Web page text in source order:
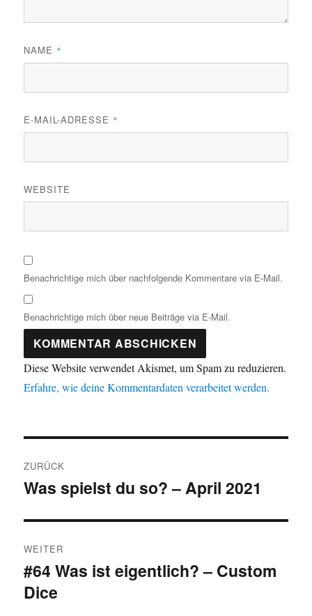
NAME *
E-MAIL-ADRESSE *
WEBSITE
Benachrichtige mich über nachfolgende Kommentare via E-Mail.
Benachrichtige mich über neue Beiträge via E-Mail.
Diese Website verwendet Akismet, um Spam zu reduzieren.
Erfahre, wie deine Kommentardaten verarbeitet werden.
ZURÜCK
Vorheriger
Was spielst du so? – April 2021
WEITER
Nächster
Beitrag:
#64 Was ist eigentlich? – Custom
Dice